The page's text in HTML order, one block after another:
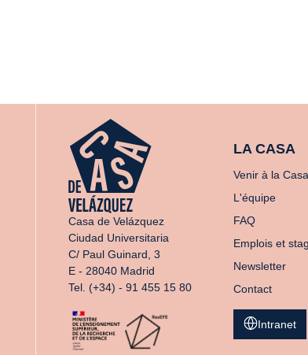
Casa de Velázquez
Ciudad Universitaria
C/ Paul Guinard, 3
E - 28040 Madrid
Tel. (+34) - 91 455 15 80
LA CASA
Venir à la Casa
L'équipe
FAQ
Emplois et
Newsletter
Contact
Intranet